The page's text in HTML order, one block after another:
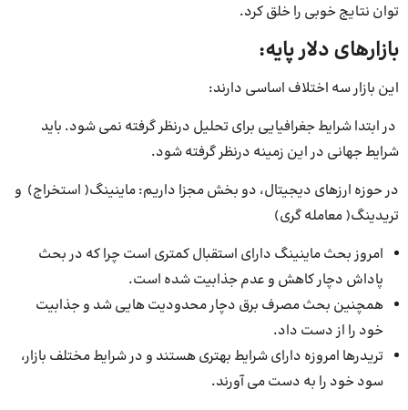
توان نتایج خوبی را خلق کرد.
بازارهای دلار پایه:
این بازار سه اختلاف اساسی دارند:
در ابتدا شرایط جغرافیایی برای تحلیل درنظر گرفته نمی شود. باید
شرایط جهانی در این زمینه درنظر گرفته شود.
در حوزه ارزهای دیجیتال، دو بخش مجزا داریم: ماینینگ( استخراج) و
تریدینگ( معامله گری)
امروز بحث ماینینگ دارای استقبال کمتری است چرا که در بحث
پاداش دچار کاهش و عدم جذابیت شده است.
همچنین بحث مصرف برق دچار محدودیت هایی شد و جذابیت
خود را از دست داد.
تریدرها امروزه دارای شرایط بهتری هستند و در شرایط مختلف بازار،
سود خود را به دست می آورند.